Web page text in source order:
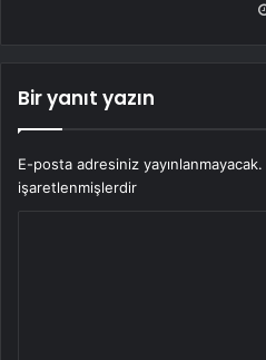
Bir yanıt yazın
E-posta adresiniz yayınlanmayacak.
işaretlenmişlerdir